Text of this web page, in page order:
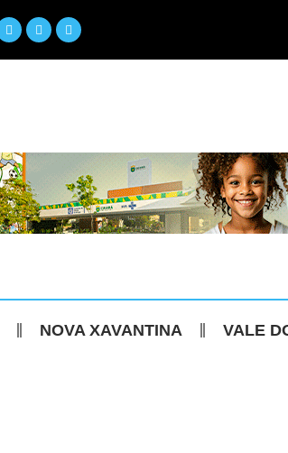
NOVA XAVANTINA VALE